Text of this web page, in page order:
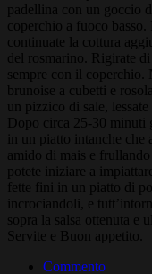
padellina con un goccio
coperchio a fuoco
continuate la cottura
del rosmarino. Rigirate
sempre con il coperchio.
brunoise a cubetti e
un pizzico di sale,
Dopo circa 25-30 minuti
in un piatto intanche che
amido di mais e
potete iniziare a
fette fini in un piatto di
incrociandoli, e
sopra la salsa ottenuta e
Servite e Buon appetito.
Commento